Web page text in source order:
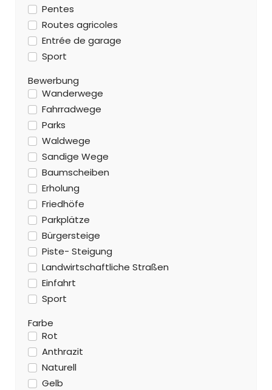
Pentes
Routes agricoles
Entrée de garage
Sport
Bewerbung
Wanderwege
Fahrradwege
Parks
Waldwege
Sandige Wege
Baumscheiben
Erholung
Friedhöfe
Parkplätze
Bürgersteige
Piste- Steigung
Landwirtschaftliche Straßen
Einfahrt
Sport
Farbe
Rot
Anthrazit
Naturell
Gelb